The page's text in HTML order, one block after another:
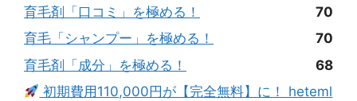
育毛剤「口コミ」を極める！
70
育毛「シャンプー」を極める！
70
育毛剤「成分」を極める！
68
初期費用110,000円が【完全無料】に！ heteml